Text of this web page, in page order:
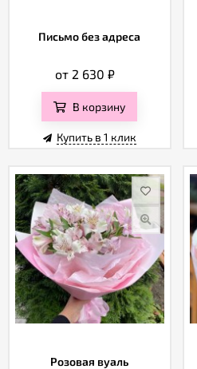
Письмо без адреса
от 2 630 ₽
В корзину
Купить в 1 клик
Розовая вуаль